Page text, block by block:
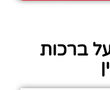
ברכות